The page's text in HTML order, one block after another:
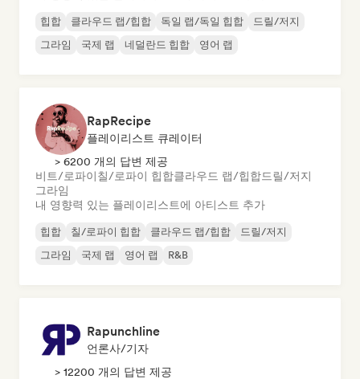
힙합 클라우드 랩/힙합 독일 랩/독일 힙합
드릴/저지
그라임
국제 랩 네덜란드 힙합 영어 랩
RapRecipe
플레이리스트 큐레이터
> 6200 개의 답변 제공
비트/로파이칠/로파이 힙합클라우드 랩/힙합드릴/저지
그라임
내 영향력 있는 플레이리스트에 아티스트 추가
힙합 칠/로파이 힙합 클라우드 랩/힙합
드릴/저지
그라임
국제 랩 영어 랩 R&B
Rapunchline
언론사/기자
> 12200 개의 답변 제공